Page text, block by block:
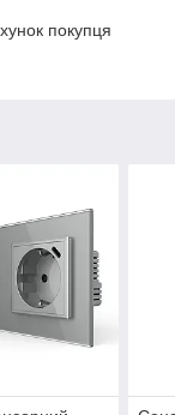
покупця